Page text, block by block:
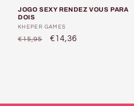
JOGO SEXY RENDEZ VOUS PARA
DOIS
Fornecedor:
KHEPER GAMES
Preço
€15,95
Preço
€14,36